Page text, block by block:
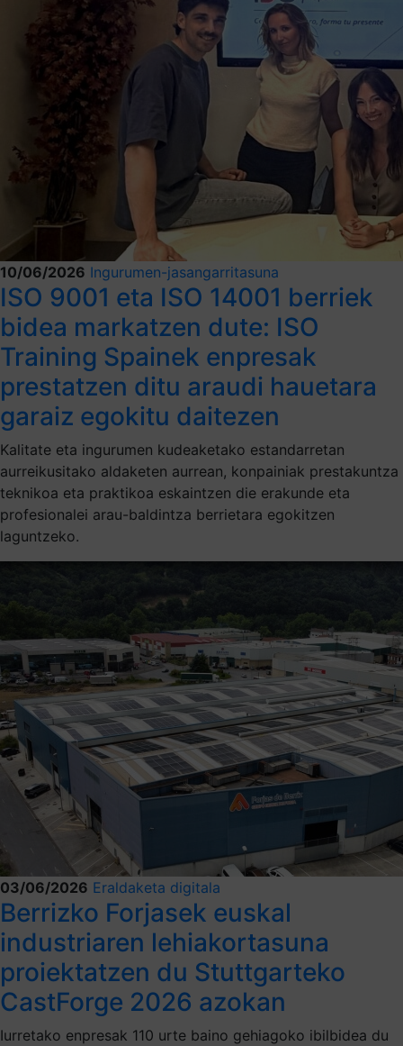
10/06/2026 Ingurumen-jasangarritasuna
ISO 9001 eta ISO 14001 berriek
bidea markatzen dute: ISO
Training Spainek enpresak
prestatzen ditu araudi hauetara
garaiz egokitu daitezen
Kalitate eta ingurumen kudeaketako estandarretan
aurreikusitako aldaketen aurrean, konpainiak prestakuntza
teknikoa eta praktikoa eskaintzen die erakunde eta
profesionalei arau-baldintza berrietara egokitzen
laguntzeko.
03/06/2026 Eraldaketa digitala
Berrizko Forjasek euskal
industriaren lehiakortasuna
proiektatzen du Stuttgarteko
CastForge 2026 azokan
Iurretako enpresak 110 urte baino gehiagoko ibilbidea du